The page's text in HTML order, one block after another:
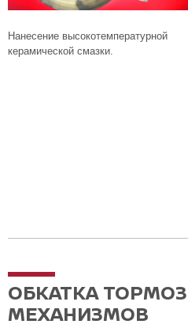
Нанесение высокотемпературной
керамической смазки.
ОБКАТКА
МЕХАНИЗМОВ